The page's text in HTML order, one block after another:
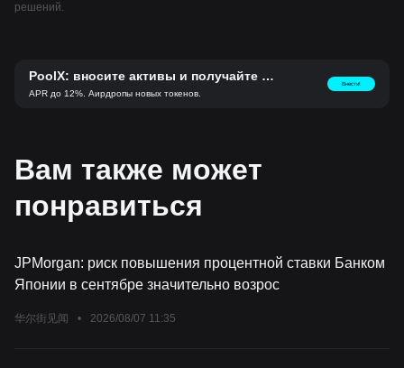
решений.
PoolX: вносите активы и получайте но
вые токены.
APR до 12%. Аирдропы новых токенов.
Внести!
Вам также может
понравиться
JPMorgan: риск повышения процентной ставки Банком
Японии в сентябре значительно возрос
华尔街见闻 • 2026/08/07 11:35